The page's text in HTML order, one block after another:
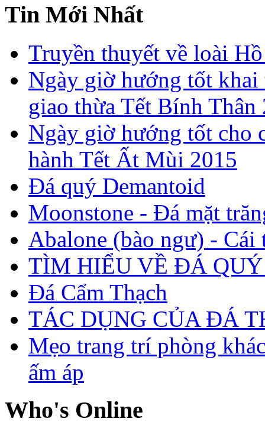
Tin Mới Nhất
Truyền thuyết về loài
Ngày giờ hướng tốt
giao thừa Tết Bính Thân
Ngày giờ hướng tốt cho
hành Tết Ất Mùi 2015
Đá quý Demantoid
Moonstone - Đá mặt
Abalone (bào ngư) - Cái
TÌM HIỂU VỀ ĐÁ QUÝ
Đá Cẩm Thạch
TÁC DỤNG CỦA ĐÁ
Mẹo trang trí phòng
ấm áp
Who's Online